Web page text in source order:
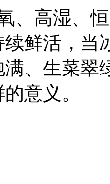
、高湿、
鲜活，当
满、生菜
意义。